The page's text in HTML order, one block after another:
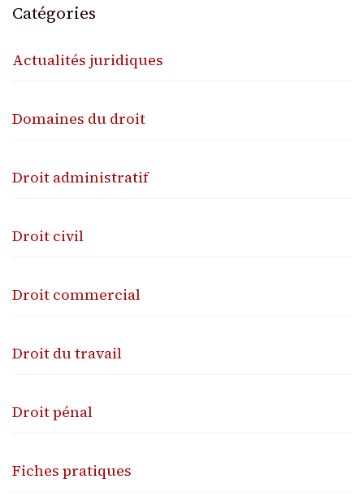
Catégories
Actualités juridiques
Domaines du droit
Droit administratif
Droit civil
Droit commercial
Droit du travail
Droit pénal
Fiches pratiques